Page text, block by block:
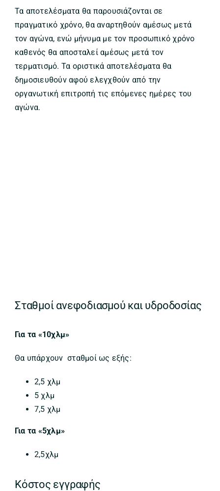
Τα αποτελέσματα θα παρουσιάζονται σε
πραγματικό χρόνο, θα αναρτηθούν αμέσως μετά
τον αγώνα, ενώ μήνυμα με τον προσωπικό χρόνο
καθενός θα αποσταλεί αμέσως μετά τον
τερματισμό. Τα οριστικά αποτελέσματα θα
δημοσιευθούν αφού ελεγχθούν από την
οργανωτική επιτροπή τις επόμενες ημέρες του
αγώνα.
Σταθμοί ανεφοδιασμού και υδροδοσίας
Για τα «10χλμ»
Θα υπάρχουν σταθμοί ως εξής:
2,5 χλμ
5 χλμ
7,5 χλμ
Για τα «5χλμ»
2,5χλμ
Κόστος εγγραφής